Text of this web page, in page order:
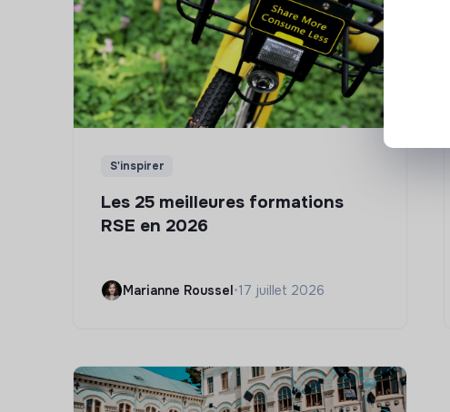
S'inspirer
Les 25 meilleures formations
RSE en 2026
Marianne Roussel•17 juillet 2026